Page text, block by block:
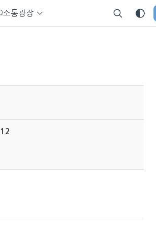
소통광장
12